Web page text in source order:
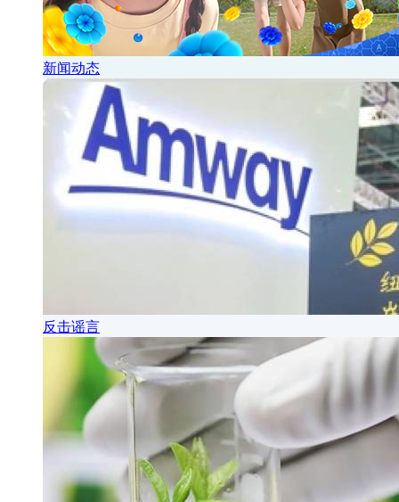
新闻动态
反击谣言